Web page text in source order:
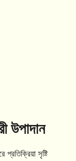
উপাদান
প্রতিক্রিয়া সৃষ্টি